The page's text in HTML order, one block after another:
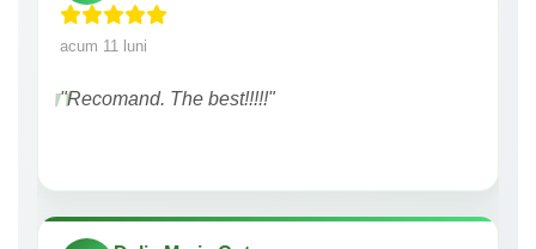
acum 11 luni
"Recomand. The best!!!!!"